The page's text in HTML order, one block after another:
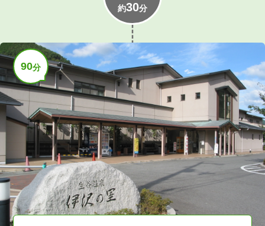
約30分
90分